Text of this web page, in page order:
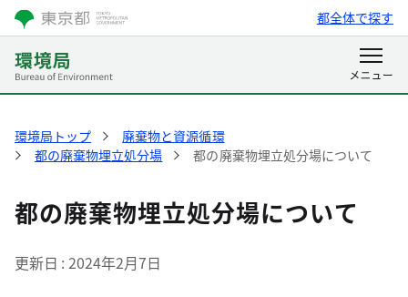
都全体で探す
環境局トップ
廃棄物と資源循環
都の廃棄物埋立処分場
都の廃棄物埋立処分場について
都の廃棄物埋立処分場について
更新日 2024年2月7日